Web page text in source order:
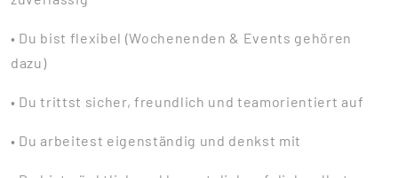
• Du bist flexibel (Wochenenden & Events gehören
dazu)
• Du trittst sicher, freundlich und teamorientiert auf
• Du arbeitest eigenständig und denkst mit